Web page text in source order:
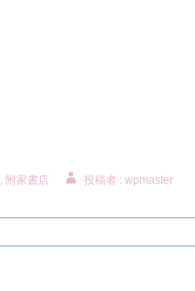
附家書店 投稿者 : wpmaster